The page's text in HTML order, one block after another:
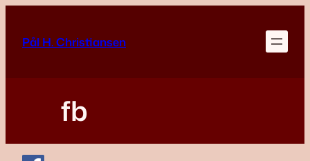
content
Pål H. Christiansen
fb